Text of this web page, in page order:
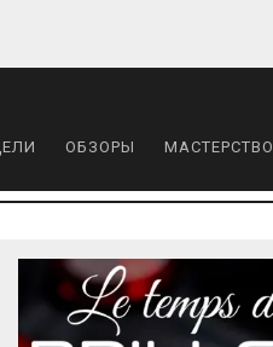
ОБЗОРЫ МАСТЕРСТВО